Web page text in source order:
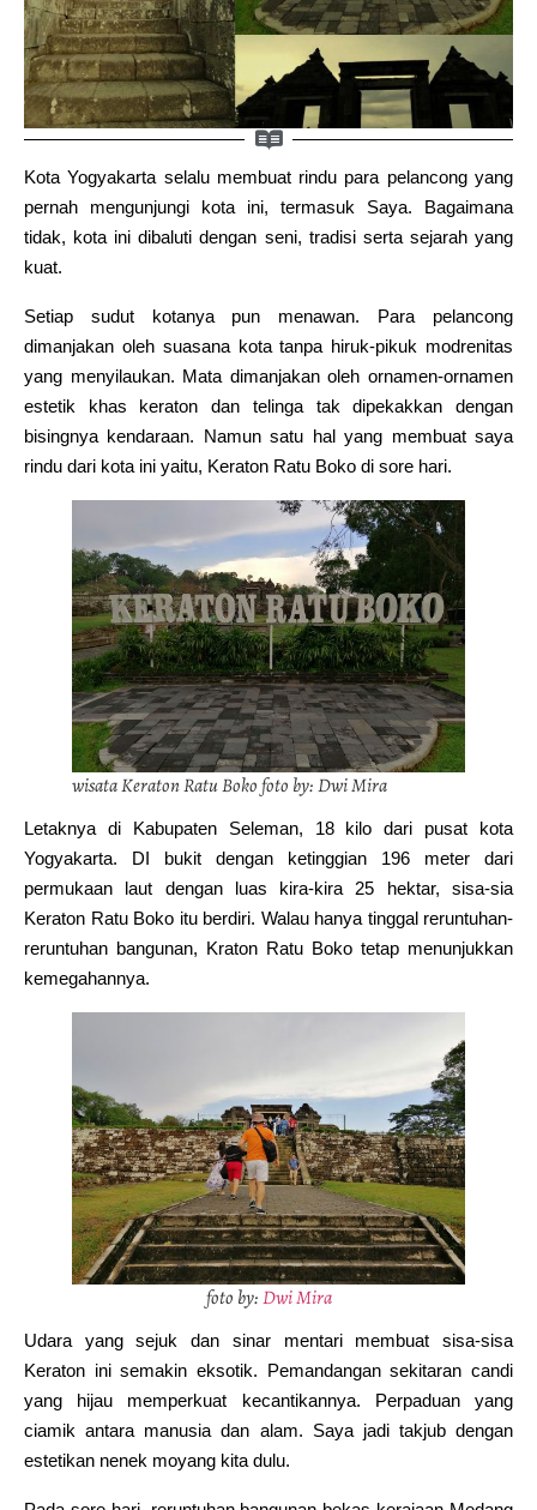
Kota Yogyakarta selalu membuat rindu para pelancong yang
pernah mengunjungi kota ini, termasuk Saya. Bagaimana
tidak, kota ini dibaluti dengan seni, tradisi serta sejarah yang
kuat.
Setiap sudut kotanya pun menawan. Para pelancong
dimanjakan oleh suasana kota tanpa hiruk-pikuk modrenitas
yang menyilaukan. Mata dimanjakan oleh ornamen-ornamen
estetik khas keraton dan telinga tak dipekakkan dengan
bisingnya kendaraan. Namun satu hal yang membuat saya
rindu dari kota ini yaitu, Keraton Ratu Boko di sore hari.
wisata Keraton Ratu Boko foto by: Dwi Mira
Letaknya di Kabupaten Seleman, 18 kilo dari pusat kota
Yogyakarta. DI bukit dengan ketinggian 196 meter dari
permukaan laut dengan luas kira-kira 25 hektar, sisa-sia
Keraton Ratu Boko itu berdiri. Walau hanya tinggal reruntuhan-
reruntuhan bangunan, Kraton Ratu Boko tetap menunjukkan
kemegahannya.
foto by:Dwi Mira
Udara yang sejuk dan sinar mentari membuat sisa-sisa
Keraton ini semakin eksotik. Pemandangan sekitaran candi
yang hijau memperkuat kecantikannya. Perpaduan yang
ciamik antara manusia dan alam. Saya jadi takjub dengan
estetikan nenek moyang kita dulu.